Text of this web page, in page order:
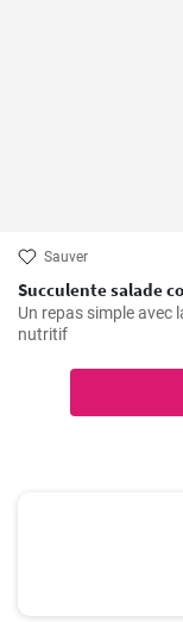
Sauver
Succulente salade
Un repas simple avec
nutritif